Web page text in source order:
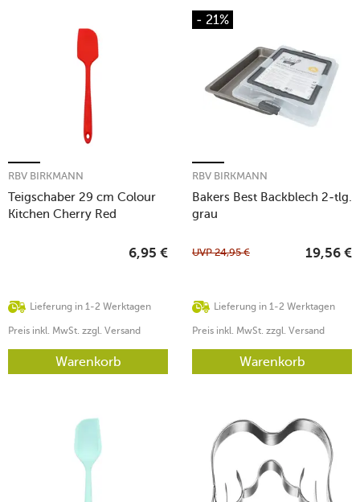
Teigschaber 29 cm Colour
Kitchen Cherry Red
RBV BIRKMANN
Lieferung in 1-2 Werktagen
6,95 €
Preis inkl. MwSt. zzgl. Versand
Warenkorb
- 21%
Bakers Best Backblech 2-tlg.
grau
RBV BIRKMANN
Lieferung in 1-2 Werktagen
UVP24,95 € 19,56 €
Preis inkl. MwSt. zzgl. Versand
Warenkorb